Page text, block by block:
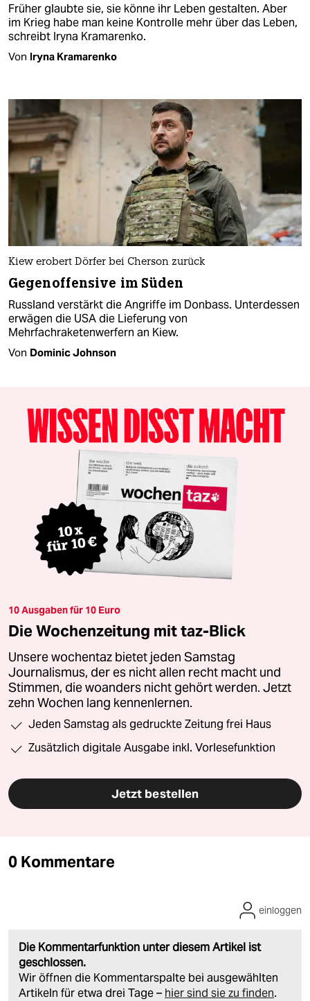
Früher glaubte sie, sie könne ihr Leben gestalten. Aber
im Krieg habe man keine Kontrolle mehr über das Leben,
schreibt Iryna Kramarenko.
Von Iryna Kramarenko
Kiew erobert Dörfer bei Cherson zurück
Gegenoffensive im Süden
Russland verstärkt die Angriffe im Donbass. Unterdessen
erwägen die USA die Lieferung von
Mehrfachraketenwerfern an Kiew.
Von Dominic Johnson
10 Ausgaben für 10 Euro
Die Wochenzeitung mit taz-Blick
Unsere wochentaz bietet jeden Samstag
Journalismus, der es nicht allen recht macht und
Stimmen, die woanders nicht gehört werden. Jetzt
zehn Wochen lang kennenlernen.
Jeden Samstag als gedruckte Zeitung frei Haus
Zusätzlich digitale Ausgabe inkl. Vorlesefunktion
Jetzt bestellen
0 Kommentare
Die Kommentarfunktion unter diesem Artikel ist
geschlossen.
Wir öffnen die Kommentarspalte bei ausgewählten
Artikeln für etwa drei Tage – hier sind sie zu finden.
einloggen